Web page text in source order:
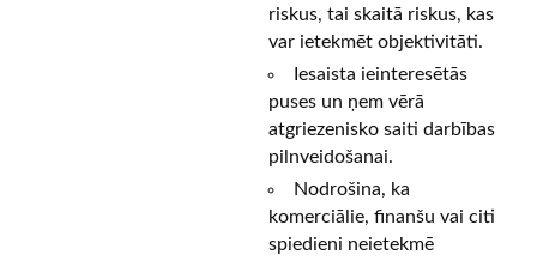
riskus, tai skaitā riskus, kas
var ietekmēt objektivitāti.
Iesaista ieinteresētās
puses un ņem vērā
atgriezenisko saiti darbības
pilnveidošanai.
Nodrošina, ka
komerciālie, finanšu vai citi
spiedieni neietekmē